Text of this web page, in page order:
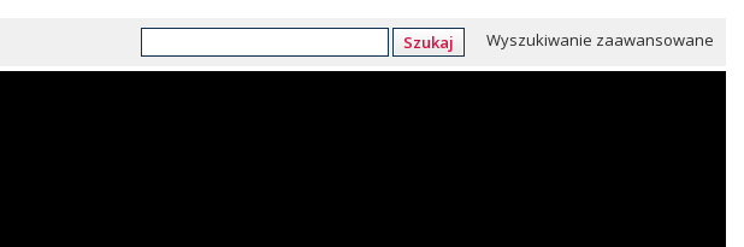
Szukaj Wyszukiwanie zaawansowane